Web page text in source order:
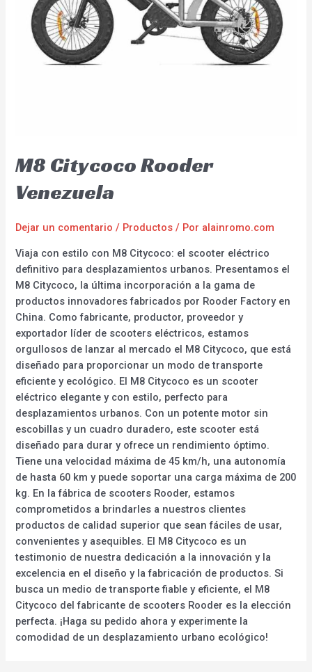
M8 Citycoco Rooder
Venezuela
Dejar un comentario / Productos / Por alainromo.com
Viaja con estilo con M8 Citycoco: el scooter eléctrico
definitivo para desplazamientos urbanos. Presentamos el
M8 Citycoco, la última incorporación a la gama de
productos innovadores fabricados por Rooder Factory en
China. Como fabricante, productor, proveedor y
exportador líder de scooters eléctricos, estamos
orgullosos de lanzar al mercado el M8 Citycoco, que está
diseñado para proporcionar un modo de transporte
eficiente y ecológico. El M8 Citycoco es un scooter
eléctrico elegante y con estilo, perfecto para
desplazamientos urbanos. Con un potente motor sin
escobillas y un cuadro duradero, este scooter está
diseñado para durar y ofrece un rendimiento óptimo.
Tiene una velocidad máxima de 45 km/h, una autonomía
de hasta 60 km y puede soportar una carga máxima de 200
kg. En la fábrica de scooters Rooder, estamos
comprometidos a brindarles a nuestros clientes
productos de calidad superior que sean fáciles de usar,
convenientes y asequibles. El M8 Citycoco es un
testimonio de nuestra dedicación a la innovación y la
excelencia en el diseño y la fabricación de productos. Si
busca un medio de transporte fiable y eficiente, el M8
Citycoco del fabricante de scooters Rooder es la elección
perfecta. ¡Haga su pedido ahora y experimente la
comodidad de un desplazamiento urbano ecológico!